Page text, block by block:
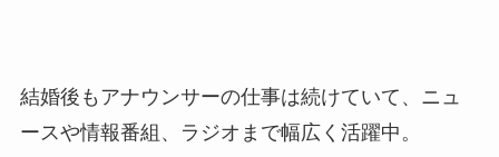
結婚後もアナウンサーの仕事は続けていて、ニュ
ースや情報番組、ラジオまで幅広く活躍中。